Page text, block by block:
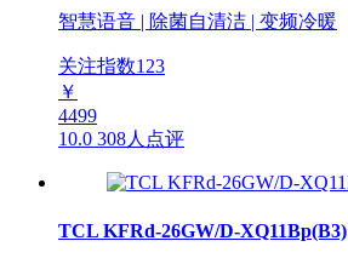
智慧语音 | 除菌自清洁 | 变频冷暖
关注指数123
￥
4499
10.0 308人点评
TCL KFRd-26GW/D-XQ11Bp(B3)